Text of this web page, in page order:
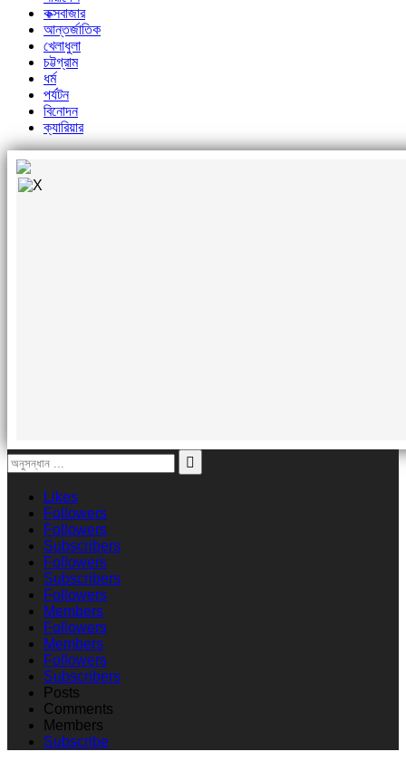
কক্সবাজার
আন্তর্জাতিক
খেলাধুলা
চট্টগ্রাম
ধর্ম
পর্যটন
বিনোদন
ক্যারিয়ার
Likes
Followers
Followers
Subscribers
Followers
Subscribers
Followers
Members
Followers
Members
Followers
Subscribers
Posts
Comments
Members
Subscribe